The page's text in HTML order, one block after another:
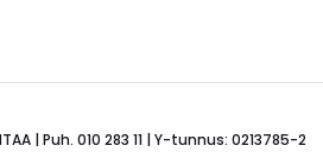
| Puh. 010 283 11 | Y-tunnus: 0213785-2